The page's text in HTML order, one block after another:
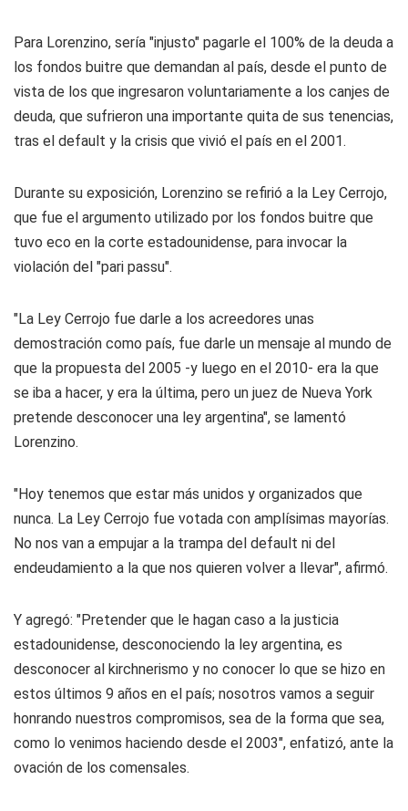
Para Lorenzino, sería "injusto" pagarle el 100% de la deuda a
los fondos buitre que demandan al país, desde el punto de
vista de los que ingresaron voluntariamente a los canjes de
deuda, que sufrieron una importante quita de sus tenencias,
tras el default y la crisis que vivió el país en el 2001.
Durante su exposición, Lorenzino se refirió a la Ley Cerrojo,
que fue el argumento utilizado por los fondos buitre que
tuvo eco en la corte estadounidense, para invocar la
violación del "pari passu".
"La Ley Cerrojo fue darle a los acreedores unas
demostración como país, fue darle un mensaje al mundo de
que la propuesta del 2005 -y luego en el 2010- era la que
se iba a hacer, y era la última, pero un juez de Nueva York
pretende desconocer una ley argentina", se lamentó
Lorenzino.
"Hoy tenemos que estar más unidos y organizados que
nunca. La Ley Cerrojo fue votada con amplísimas mayorías.
No nos van a empujar a la trampa del default ni del
endeudamiento a la que nos quieren volver a llevar", afirmó.
Y agregó: "Pretender que le hagan caso a la justicia
estadounidense, desconociendo la ley argentina, es
desconocer al kirchnerismo y no conocer lo que se hizo en
estos últimos 9 años en el país; nosotros vamos a seguir
honrando nuestros compromisos, sea de la forma que sea,
como lo venimos haciendo desde el 2003", enfatizó, ante la
ovación de los comensales.